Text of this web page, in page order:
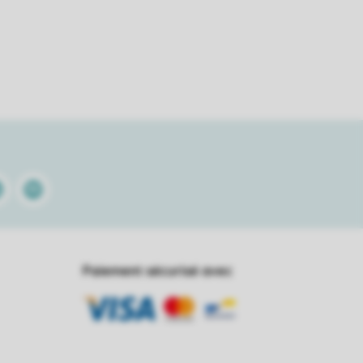
Spotify
Paiement sécurisé avec